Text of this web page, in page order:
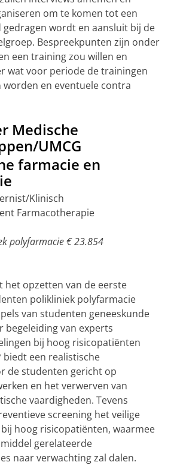
om te komen tot een
wordt en aansluit bij de
Bespreekpunten zijn onder
een training zou willen en
wat voor periode de trainingen
en eventuele contra
Medische
UMCG
farmacie en
Klinisch
Farmacotherapie
polyfarmacie € 23.854
het opzetten van de eerste
polikliniek polyfarmacie
van studenten geneeskunde
begeleiding van experts
bij hoog risicopatiënten
biedt een realistische
de studenten gericht op
en het verwerven van
vaardigheden. Tevens
screening het veilige
hoog risicopatiënten, waarmee
gerelateerde
naar verwachting zal dalen.